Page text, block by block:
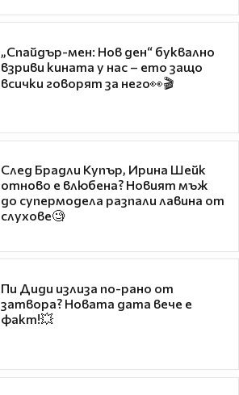
„Спайдър-мен: Нов ден“ буквално
взриви кината у нас – ето защо
всички говорят за него👀🎬
След Брадли Купър, Ирина Шейк
отново е влюбена? Новият мъж
до супермодела разпали лавина от
слухове🧐
Пи Диди излиза по-рано от
затвора? Новата дата вече е
факт!💥